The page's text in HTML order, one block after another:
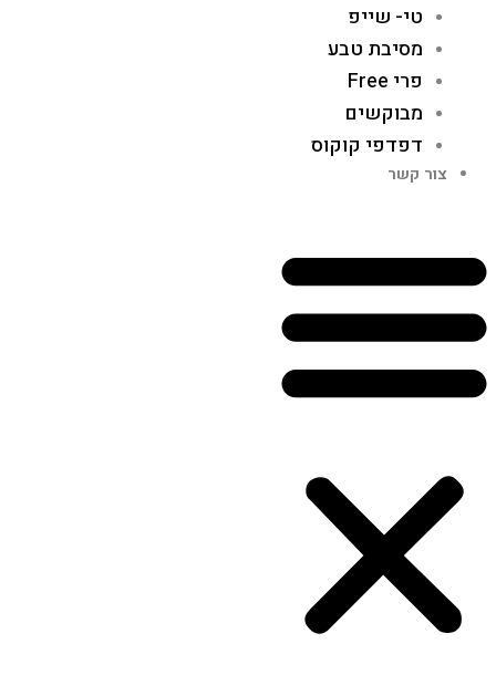
טי- שייפ
מסיבת טבע
פרי Free
מבוקשים
דפדפי קוקוס
צור קשר